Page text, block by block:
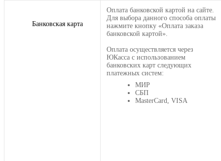
Банковская карта
Оплата банковской картой на сайте.
Для выбора данного способа оплаты
нажмите кнопку «Оплата заказа
банковской картой».
Оплата осуществляется через
ЮКасса с использованием
банковских карт следующих
платежных систем:
МИР
СБП
MasterCard, VISA